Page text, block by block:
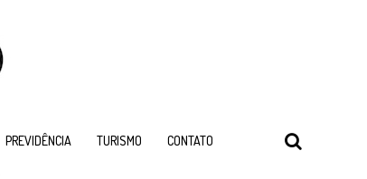
PREVIDÊNCIA TURISMO CONTATO